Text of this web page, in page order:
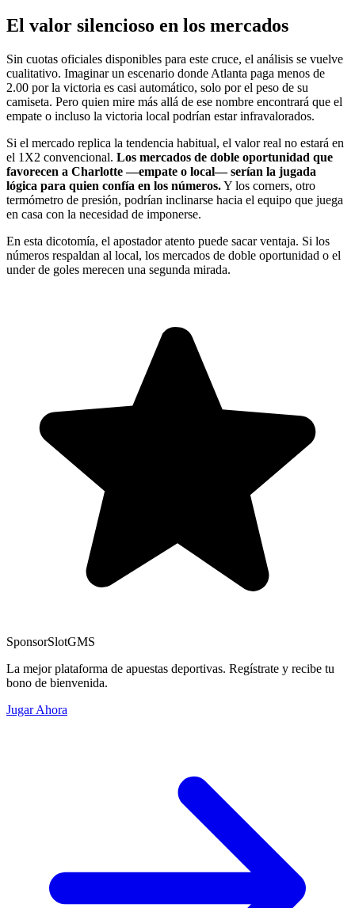
El valor silencioso en los mercados
Sin cuotas oficiales disponibles para este cruce, el análisis se vuelve
cualitativo. Imaginar un escenario donde Atlanta paga menos de
2.00 por la victoria es casi automático, solo por el peso de su
camiseta. Pero quien mire más allá de ese nombre encontrará que el
empate o incluso la victoria local podrían estar infravalorados.
Si el mercado replica la tendencia habitual, el valor real no estará en
el 1X2 convencional. Los mercados de doble oportunidad que
favorecen a Charlotte —empate o local— serían la jugada
lógica para quien confía en los números.Y los corners, otro
termómetro de presión, podrían inclinarse hacia el equipo que juega
en casa con la necesidad de imponerse.
En esta dicotomía, el apostador atento puede sacar ventaja. Si los
números respaldan al local, los mercados de doble oportunidad o el
under de goles merecen una segunda mirada.
SponsorSlotGMS
La mejor plataforma de apuestas deportivas. Regístrate y recibe tu
bono de bienvenida.
Jugar Ahora